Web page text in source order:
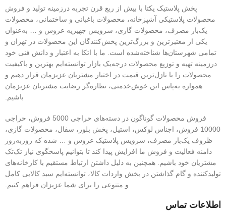
پخش پلاستیک یکتا با بیش از ربع قرن تجربه درزمینه تولید و فروش
محصولات پلاستیکی آشپزخانه، محصولات باغبانی و ساختمانی، محصولات
یک‌بار مصرف، محصولات گازی، سرویس جهیزیه عروس و … به‌عنوان
یکی از معتبرترین و بزرگ‌ترین پخش‌کنندگان این محصولات در تهران و
تمامی شهرستان‌ها شناخته‌شده است. ما با اتکا به اعتبار و دانش فنی خود
درزمینه تهیه و توزیع محصولات درجه‌یک بازار توانسته‌ایم بهترین و باکیفیت
محصولات را با نازل‌ترین قیمت در اختیار مشتریان عزیزمان قرار دهیم و
همواره به‌پاس این خوش‌خدمتی، نظاره‌گر رضایت مشتریان عزیزمان
باشیم.
فروش محصولات گوناگون در دسته‌های حراجی 5000 فروش، حراجی
10000 فروش، اجناس لوکس، استیل، پخش بلور، سفال، محصولات گازی،
ظروف یک‌بار مصرف، سرویس پلاستیک عروس و … شده که روزبه‌روز
دامنه فعالیت و فروش ما افزایش پیدا کند تا بتوانیم پاسخگوی نیاز تک‌تک
مشتریان خود باشیم. همچنین به دلیل داشتن ارتباط مستقیم با کارخانه‌های
تولیدکننده و گام گذاشتن در بخش واردات کالا، توانسته‌ایم سبد کالایی کامل
و متنوعی را برای شما عزیزان فراهم کنیم.
اطلاعات تماس